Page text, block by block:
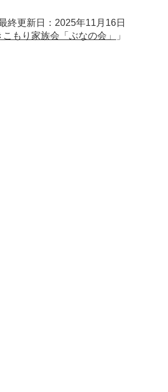
更新日：2025年11月16日
もり家族会「ぶなの会」 」